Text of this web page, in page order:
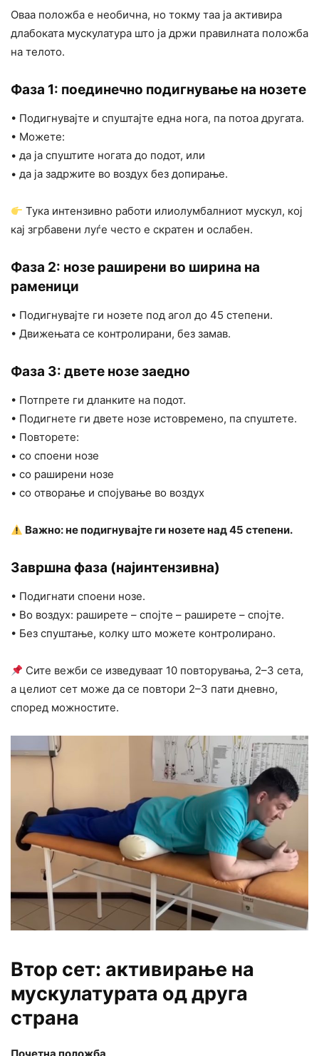
Оваа положба е необична, но токму таа ја активира
длабоката мускулатура што ја држи правилната положба
на телото.
Фаза 1: поединечно подигнување на нозете
• Подигнувајте и спуштајте една нога, па потоа другата.
• Можете:
• да ја спуштите ногата до подот, или
• да ја задржите во воздух без допирање.
Тука интензивно работи илиолумбалниот мускул, кој
кај згрбавени луѓе често е скратен и ослабен.
Фаза 2: нозе раширени во ширина на
раменици
• Подигнувајте ги нозете под агол до 45 степени.
• Движењата се контролирани, без замав.
Фаза 3: двете нозе заедно
• Потпрете ги дланките на подот.
• Подигнете ги двете нозе истовремено, па спуштете.
• Повторете:
• со споени нозе
• со раширени нозе
• со отворање и спојување во воздух
Важно: не подигнувајте ги нозете над 45 степени.
Завршна фаза (најинтензивна)
• Подигнати споени нозе.
• Во воздух: раширете – спојте – раширете – спојте.
• Без спуштање, колку што можете контролирано.
Сите вежби се изведуваат 10 повторувања, 2–3 сета,
а целиот сет може да се повтори 2–3 пати дневно,
според можностите.
Втор сет: активирање на
мускулатурата од друга
страна